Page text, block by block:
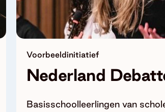
Voorbeeldinitiatief
Nederland
Basisschoolleerlingen van